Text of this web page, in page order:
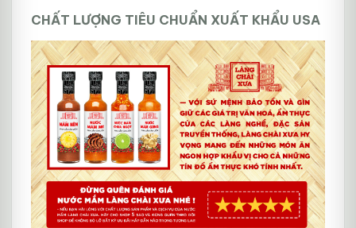
CHẤT LƯỢNG TIÊU CHUẨN XUẤT KHẨU USA